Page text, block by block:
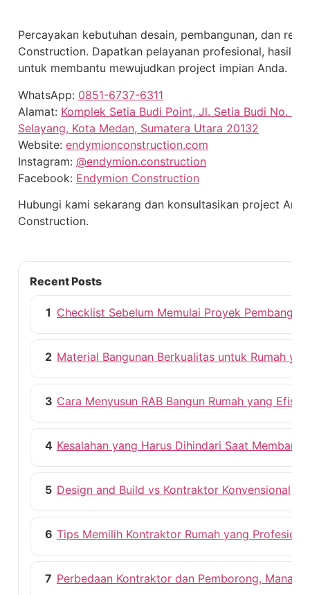
Percayakan kebutuhan desain, pembangunan, dan
Construction. Dapatkan pelayanan profesional, hasil
untuk membantu mewujudkan project impian Anda.
WhatsApp: 0851-6737-6311
Alamat: Komplek Setia Budi Point, Jl. Setia Budi No. 15
Selayang, Kota Medan, Sumatera Utara 20132
Website: endymionconstruction.com
Instagram: @endymion.construction
Facebook: Endymion Construction
Hubungi kami sekarang dan konsultasikan project
Construction.
Recent Posts
1 Checklist Sebelum Memulai Proyek
2 Material Bangunan Berkualitas untuk Rumah
3 Cara Menyusun RAB Bangun Rumah yang Efisien
4 Kesalahan yang Harus Dihindari Saat
5 Design and Build vs Kontraktor Konvensional
6 Tips Memilih Kontraktor Rumah yang
7 Perbedaan Kontraktor dan Pemborong, Mana